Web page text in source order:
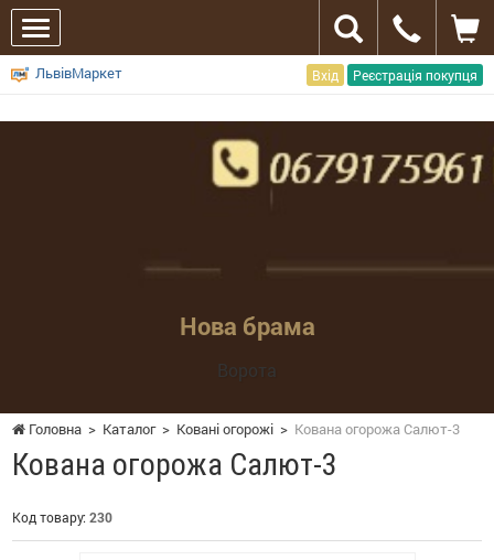
Вхід Реєстрація покупця
ЛьвівМаркет
Нова брама
Ворота
Головна > Каталог > Ковані огорожі > Кована огорожа Салют-3
Кована огорожа Салют-3
Код товару: 230